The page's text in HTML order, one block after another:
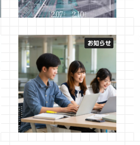
究展 2025（Graduation
Exhibition 2025）」開催の
お知らせ
2025年1月22日 管理者